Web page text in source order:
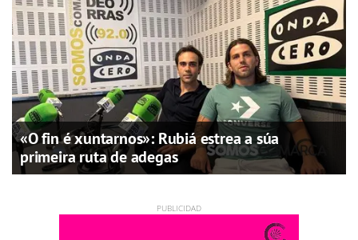
«O fin é xuntarnos»: Rubiá estrea a súa
primeira ruta de adegas